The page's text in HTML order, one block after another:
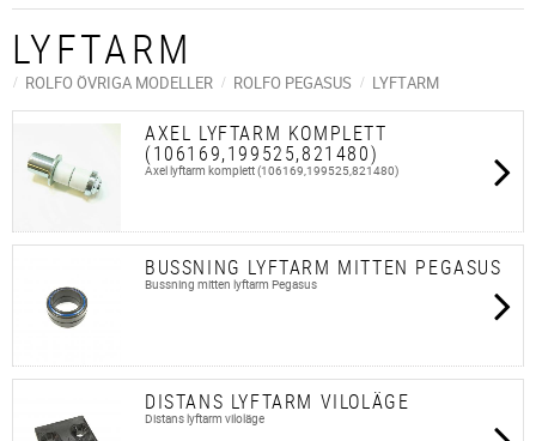
LYFTARM
ROLFO ÖVRIGA MODELLER ROLFO PEGASUS LYFTARM
AXEL LYFTARM KOMPLETT
(106169,199525,821480)
Axel lyftarm komplett (106169,199525,821480)
BUSSNING LYFTARM MITTEN PEGASUS
Bussning mitten lyftarm Pegasus
DISTANS LYFTARM VILOLÄGE
Distans lyftarm viloläge